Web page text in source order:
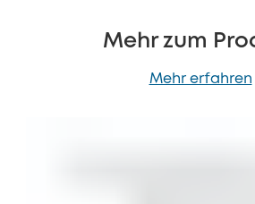
Mehr zum
Mehr erfahren